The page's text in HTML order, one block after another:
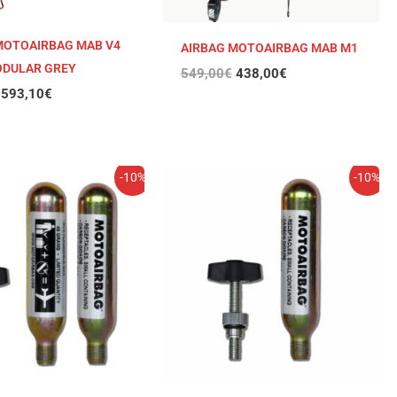
MAB V4
GREY
593,10€
AIRBAG MOTOAIRBAG MAB M1
549,00€ 438,00€
-10%
precio
original
59,00€.
precio
actual
es:
53,10€.
-10%
precio
actual
es:
31,51€.